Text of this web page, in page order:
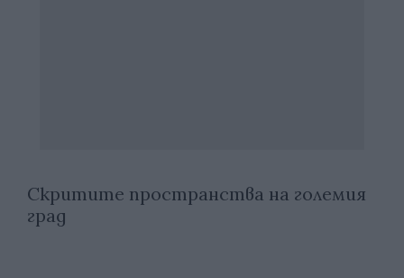
Скритите пространства на големия
град